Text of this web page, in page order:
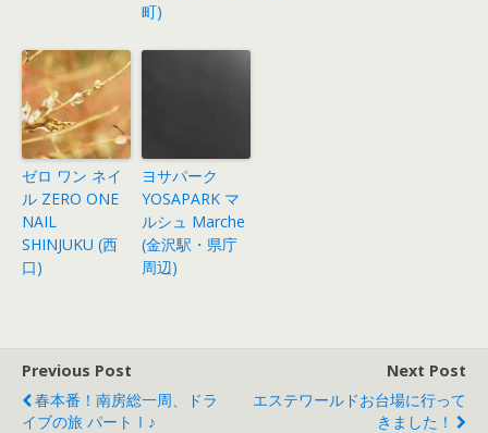
町)
ゼロ ワン ネイ
ル ZERO ONE
NAIL
SHINJUKU (西
口)
ヨサパーク
YOSAPARK マ
ルシュ Marche
(金沢駅・県庁
周辺)
Previous Post
春本番！南房総一周、ドラ
イブの旅 パートⅠ♪
Next Post
エステワールドお台場に行って
きました！